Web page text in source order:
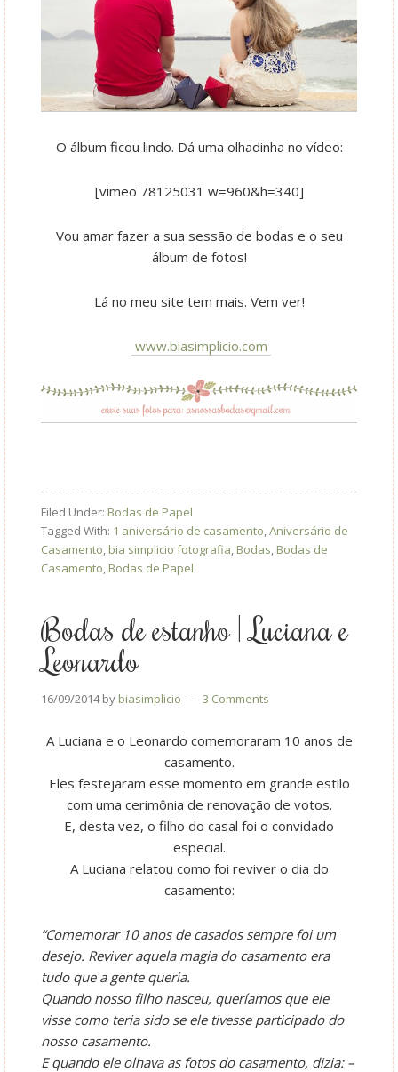
O álbum ficou lindo. Dá uma olhadinha no vídeo:
[vimeo 78125031 w=960&h=340]
Vou amar fazer a sua sessão de bodas e o seu
álbum de fotos!
Lá no meu site tem mais. Vem ver!
www.biasimplicio.com
Filed Under: Bodas de Papel
Tagged With: 1 aniversário de casamento,Aniversário de
Casamento, bia simplicio fotografia, Bodas, Bodas de
Casamento, Bodas de Papel
Bodas de estanho | Luciana e
Leonardo
16/09/2014by biasimplicio 3 Comments
A Luciana e o Leonardo comemoraram 10 anos de
casamento.
Eles festejaram esse momento em grande estilo
com uma cerimônia de renovação de votos.
E, desta vez, o filho do casal foi o convidado
especial.
A Luciana relatou como foi reviver o dia do
casamento:
“Comemorar 10 anos de casados sempre foi um
desejo. Reviver aquela magia do casamento era
tudo que a gente queria.
Quando nosso filho nasceu, queríamos que ele
visse como teria sido se ele tivesse participado do
nosso casamento.
E quando ele olhava as fotos do casamento, dizia: –